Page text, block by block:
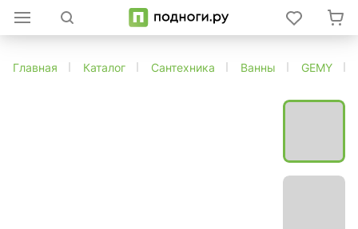
Главная Каталог Сантехника Ванны GEMY